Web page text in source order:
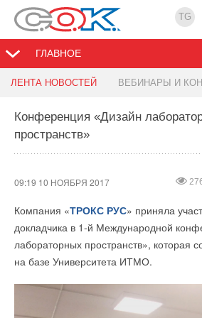
TG
ГЛАВНОЕ
ЛЕНТА НОВОСТЕЙ ВЕБИНАРЫ И
Конференция «Дизайн
пространств»
09:19 10 НОЯБРЯ 2017
Компания «ТРОКС РУС» приняла
докладчика в 1-й Международной
лабораторных пространств», которая
на базе Университета ИТМО.
Отмена лиценизирования
23:27 09 НОЯБРЯ 2017
Если вы пропустили:
Постановлением Правительства РФ от
деятельности по монтажу,
ремонту средств обеспечения
зданий и сооружений, утвержденное
Правительства РФ от 30 декабря 2011
лицензировании деятельности по
обслуживанию и ремонту средств
безопасности зданий и сооружений".
Китай построит первую в мире
18:08 09 НОЯБРЯ 2017